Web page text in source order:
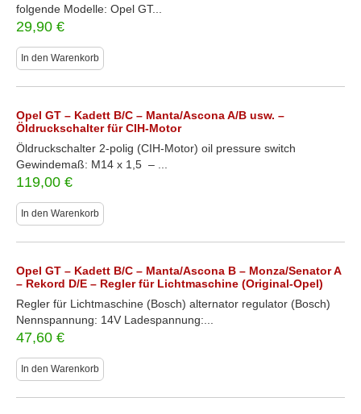
folgende Modelle: Opel GT...
29,90 €
In den Warenkorb
Opel GT – Kadett B/C – Manta/Ascona A/B usw. –
Öldruckschalter für CIH-Motor
Öldruckschalter 2-polig (CIH-Motor) oil pressure switch
Gewindemaß: M14 x 1,5 – ...
119,00 €
In den Warenkorb
Opel GT – Kadett B/C – Manta/Ascona B – Monza/Senator A
– Rekord D/E – Regler für Lichtmaschine (Original-Opel)
Regler für Lichtmaschine (Bosch) alternator regulator (Bosch)
Nennspannung: 14V Ladespannung:...
47,60 €
In den Warenkorb